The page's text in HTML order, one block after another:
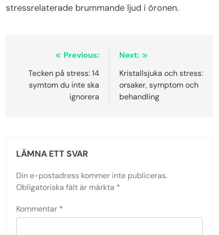
stressrelaterade brummande ljud i öronen.
Inläggsnavigering
Previous:
Tecken på stress: 14
symtom du inte ska
ignorera
Next:
Kristallsjuka och stress:
orsaker, symptom och
behandling
LÄMNA ETT SVAR
Din e-postadress kommer inte publiceras.
Obligatoriska fält är märkta *
Kommentar *